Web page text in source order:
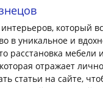
который
в уникальное и
расстановка
отражает
статьи на сайте,